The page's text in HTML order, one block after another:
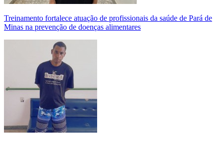
Treinamento fortalece atuação de profissionais da saúde de Pará de
Minas na prevenção de doenças alimentares